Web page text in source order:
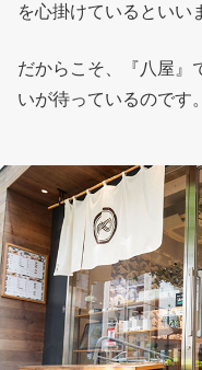
を心掛けているといい
だからこそ、『八屋』
いが待っているのです。